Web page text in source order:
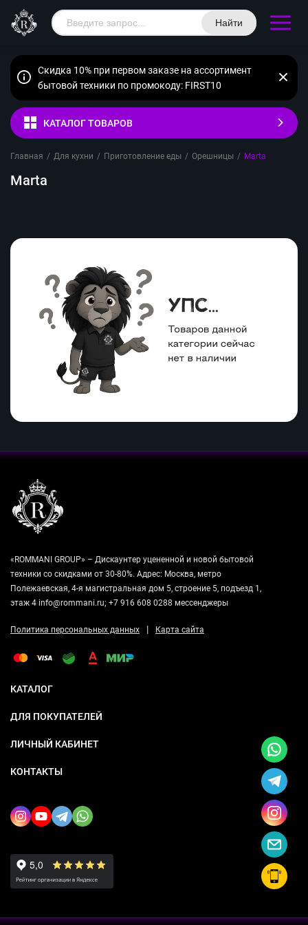
Найти
Скидка 10% при первом заказе на ассортимент
бытовой техники по промокоду: FIRST10
КАТАЛОГ ТОВАРОВ
Главная / Для кухни / Приготовление еды / Орешницы / Marta
Marta
«ROMMANI GROUP» – Дискаунтер уцененной и новой бытовой
техники со скидками от 30-80%. Адрес: Москва, метро
Полежаевская, 4-я магистральная дом 5, строение 5, подъезд 1,
этаж 4 info@rommani.ru; +7 916 608 0288 мессенджеры
Политика персональных данных | Карта сайта
КАТАЛОГ
ДЛЯ ПОКУПАТЕЛЕЙ
ЛИЧНЫЙ КАБИНЕТ
КОНТАКТЫ